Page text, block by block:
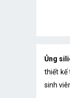
Ủng
thiết kế
sinh